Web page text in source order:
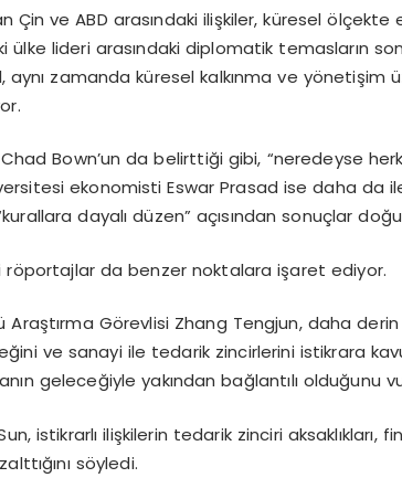
Çin ve ABD arasındaki ilişkiler, küresel ölçekte
lideri arasındaki diplomatik temasların
aynı zamanda küresel kalkınma ve yönetişim
Bown’un da belirttiği gibi, “neredeyse
ekonomisti Eswar Prasad ise daha da
dayalı düzen” açısından sonuçlar
röportajlar da benzer noktalara işaret ediyor.
Araştırma Görevlisi Zhang Tengjun, daha
ve sanayi ile tedarik zincirlerini istikrara
geleceğiyle yakından bağlantılı olduğunu
istikrarlı ilişkilerin tedarik zinciri aksaklıkları,
söyledi.